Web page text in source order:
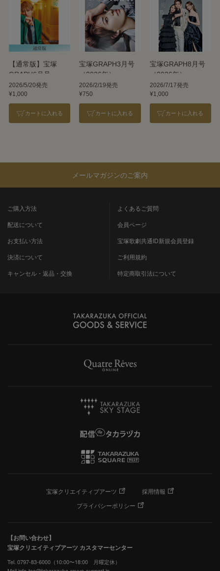
【通常版】宝塚
GRAPH6月号
（2026年）
2026/5/20発売
¥1,000
カートに入れる
宝塚GRAPH3月号
（2026年）
2026/2/19発売
¥750
カートに入れる
宝塚GRAPH8月号
（2026年）
2026/7/17発売
¥1,000
カートに入れる
メールマガジンのご案内
ご購入方法
配送について
お支払い方法
決済について
キャンセル・返品・交換
よくあるご質問
会員ページ
宝塚歌劇共通ID新規会員登録
ご利用規約
特定商取引法について
宝塚クリエイティブアーツ
採用情報
プライバシーポリシー
【お問い合わせ】
宝塚クリエイティブアーツ カスタマーセンター
Tel. 0797-83-6000（10:00〜18:00 月曜定休）